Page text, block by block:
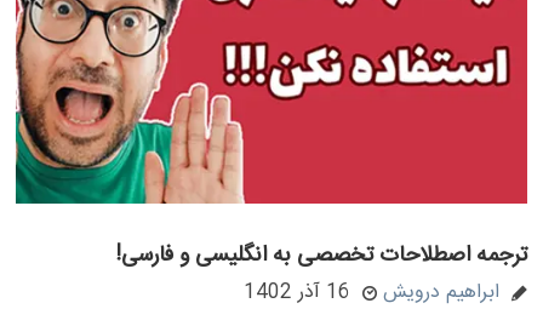
ترجمه اصطلاحات تخصصی به انگلیسی و فارسی!
ابراهیم درویش 16 آذر 1402